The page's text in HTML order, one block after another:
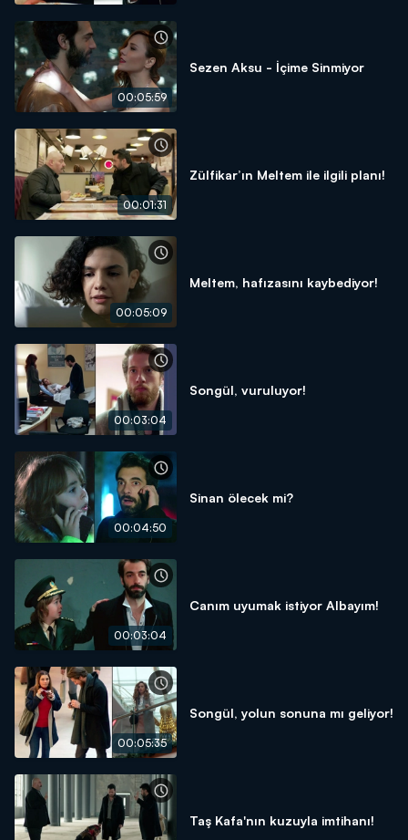
00:05:59
Sezen Aksu - İçime Sinmiyor
00:01:31
Zülfikar’ın Meltem ile ilgili planı!
00:05:09
Meltem, hafızasını kaybediyor!
00:03:04
Songül, vuruluyor!
00:04:50
Sinan ölecek mi?
00:03:04
Canım uyumak istiyor Albayım!
00:05:35
Songül, yolun sonuna mı geliyor!
Taş Kafa'nın kuzuyla imtihanı!